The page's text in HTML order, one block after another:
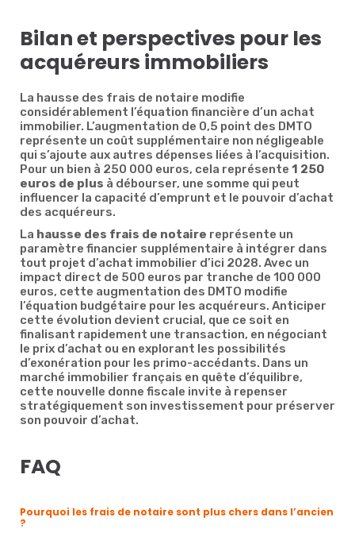
Bilan et perspectives pour les
acquéreurs immobiliers
La hausse des frais de notaire modifie
considérablement l’équation financière d’un achat
immobilier. L’augmentation de 0,5 point des DMTO
représente un coût supplémentaire non négligeable
qui s’ajoute aux autres dépenses liées à l’acquisition.
Pour un bien à 250 000 euros, cela représente 1 250
euros de plus à débourser, une somme qui peut
influencer la capacité d’emprunt et le pouvoir d’achat
des acquéreurs.
La hausse des frais de notaire représente un
paramètre financier supplémentaire à intégrer dans
tout projet d’achat immobilier d’ici 2028. Avec un
impact direct de 500 euros par tranche de 100 000
euros, cette augmentation des DMTO modifie
l’équation budgétaire pour les acquéreurs. Anticiper
cette évolution devient crucial, que ce soit en
finalisant rapidement une transaction, en négociant
le prix d’achat ou en explorant les possibilités
d’exonération pour les primo-accédants. Dans un
marché immobilier français en quête d’équilibre,
cette nouvelle donne fiscale invite à repenser
stratégiquement son investissement pour préserver
son pouvoir d’achat.
FAQ
Pourquoi les frais de notaire sont plus chers dans l’ancien
?